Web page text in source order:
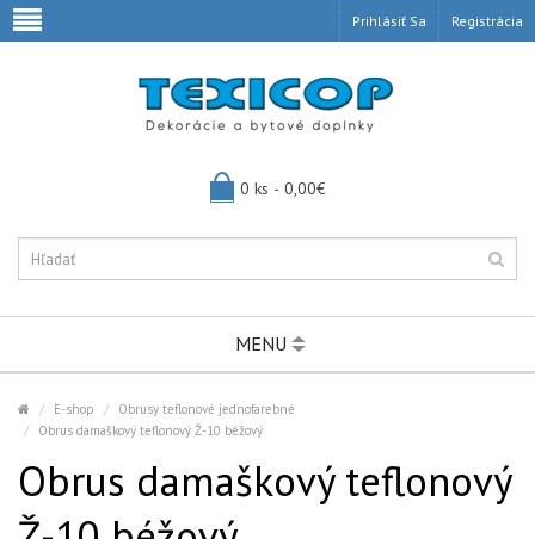
Prihlásiť Sa Registrácia
0 ks - 0,00€
MENU
E-shop
Obrusy teflonové jednofarebné
Obrus damaškový teflonový Ž-10 béžový
Obrus damaškový teflonový